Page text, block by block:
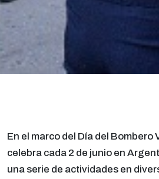
En el marco del Día del Bombero
celebra cada 2 de junio en
una serie de actividades en